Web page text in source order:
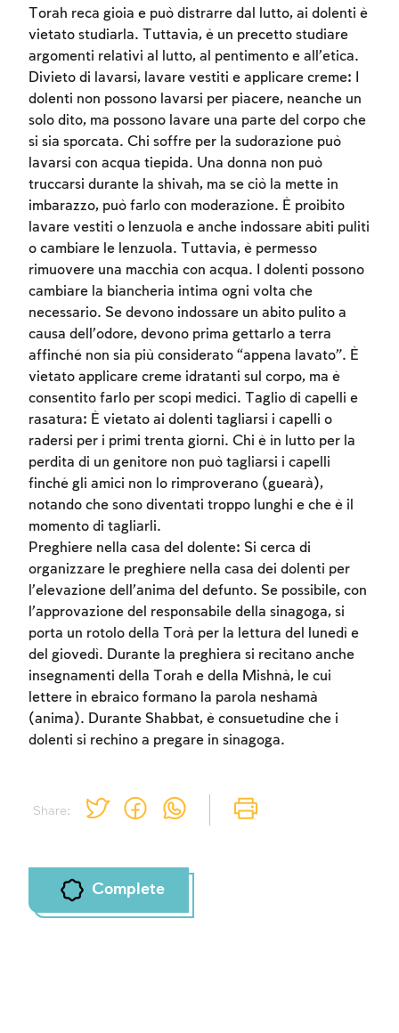
Share:
Torah reca gioia e può distrarre dal lutto, ai dolenti è
vietato studiarla. Tuttavia, è un precetto studiare
argomenti relativi al lutto, al pentimento e all’etica.
Divieto di lavarsi, lavare vestiti e applicare creme: I
dolenti non possono lavarsi per piacere, neanche un
solo dito, ma possono lavare una parte del corpo che
si sia sporcata. Chi soffre per la sudorazione può
lavarsi con acqua tiepida. Una donna non può
truccarsi durante la shivah, ma se ciò la mette in
imbarazzo, può farlo con moderazione. È proibito
lavare vestiti o lenzuola e anche indossare abiti puliti
o cambiare le lenzuola. Tuttavia, è permesso
rimuovere una macchia con acqua. I dolenti possono
cambiare la biancheria intima ogni volta che
necessario. Se devono indossare un abito pulito a
causa dell’odore, devono prima gettarlo a terra
affinché non sia più considerato “appena lavato”. È
vietato applicare creme idratanti sul corpo, ma è
consentito farlo per scopi medici. Taglio di capelli e
rasatura: È vietato ai dolenti tagliarsi i capelli o
radersi per i primi trenta giorni. Chi è in lutto per la
perdita di un genitore non può tagliarsi i capelli
finché gli amici non lo rimproverano (guearà),
notando che sono diventati troppo lunghi e che è il
momento di tagliarli.
Preghiere nella casa del dolente: Si cerca di
organizzare le preghiere nella casa dei dolenti per
l’elevazione dell’anima del defunto. Se possibile, con
l’approvazione del responsabile della sinagoga, si
porta un rotolo della Torà per la lettura del lunedì e
del giovedì. Durante la preghiera si recitano anche
insegnamenti della Torah e della Mishnà, le cui
lettere in ebraico formano la parola neshamà
(anima). Durante Shabbat, è consuetudine che i
dolenti si rechino a pregare in sinagoga.
Complete